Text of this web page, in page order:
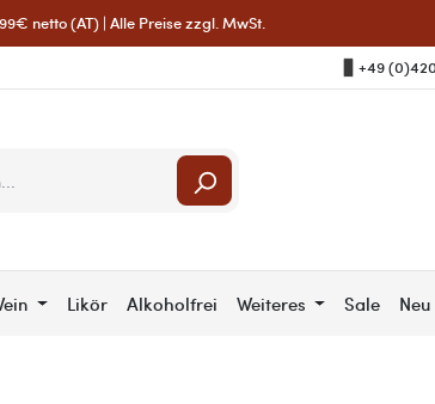
netto (AT) | Alle Preise zzgl. MwSt.
+49
Likör Alkoholfrei Weiteres Sale Neu